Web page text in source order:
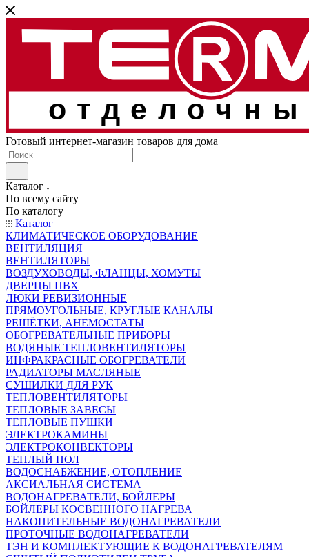
Готовый интернет-магазин товаров для дома
Каталог
По всему сайту
По каталогу
Каталог
КЛИМАТИЧЕСКОЕ ОБОРУДОВАНИЕ
ВЕНТИЛЯЦИЯ
ВЕНТИЛЯТОРЫ
ВОЗДУХОВОДЫ, ФЛАНЦЫ, ХОМУТЫ
ДВЕРЦЫ ПВХ
ЛЮКИ РЕВИЗИОННЫЕ
ПРЯМОУГОЛЬНЫЕ, КРУГЛЫЕ КАНАЛЫ
РЕШЁТКИ, АНЕМОСТАТЫ
ОБОГРЕВАТЕЛЬНЫЕ ПРИБОРЫ
ВОДЯНЫЕ ТЕПЛОВЕНТИЛЯТОРЫ
ИНФРАКРАСНЫЕ ОБОГРЕВАТЕЛИ
РАДИАТОРЫ МАСЛЯНЫЕ
СУШИЛКИ ДЛЯ РУК
ТЕПЛОВЕНТИЛЯТОРЫ
ТЕПЛОВЫЕ ЗАВЕСЫ
ТЕПЛОВЫЕ ПУШКИ
ЭЛЕКТРОКАМИНЫ
ЭЛЕКТРОКОНВЕКТОРЫ
ТЕПЛЫЙ ПОЛ
ВОДОСНАБЖЕНИЕ, ОТОПЛЕНИЕ
АКСИАЛЬНАЯ СИСТЕМА
ВОДОНАГРЕВАТЕЛИ, БОЙЛЕРЫ
БОЙЛЕРЫ КОСВЕННОГО НАГРЕВА
НАКОПИТЕЛЬНЫЕ ВОДОНАГРЕВАТЕЛИ
ПРОТОЧНЫЕ ВОДОНАГРЕВАТЕЛИ
ТЭН И КОМПЛЕКТУЮЩИЕ К ВОДОНАГРЕВАТЕЛЯМ